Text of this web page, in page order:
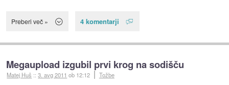
Preberi več » 4 komentarji
Megaupload izgubil prvi krog na sodišču
Matej Huš ::3. avg 2011 ob 12:12 Tožbe